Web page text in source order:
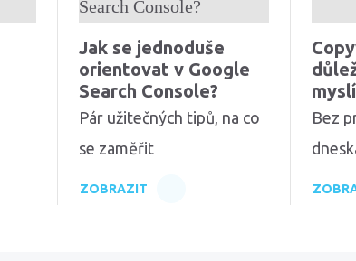
Jak se jednoduše
orientovat v Google
Search Console?
Pár užitečných tipů, na co
se zaměřit
ZOBRAZIT
Bez